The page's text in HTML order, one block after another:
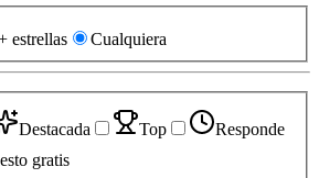
estrellas Cualquiera
Destacada Top
Responde
gratis